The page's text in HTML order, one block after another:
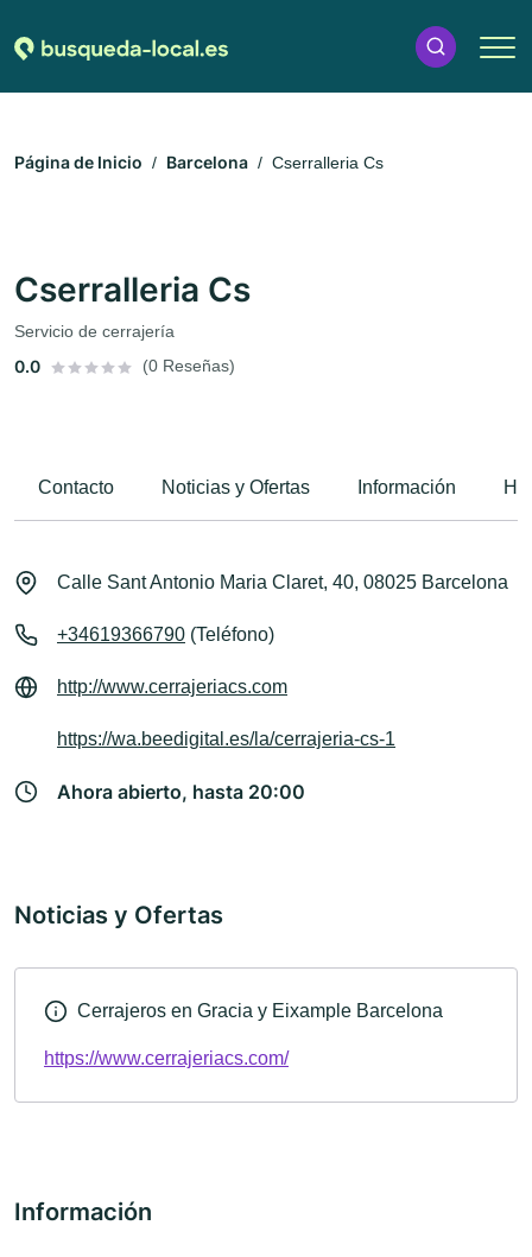
Página de Inicio Barcelona Cserralleria Cs
Cserralleria Cs
Servicio de cerrajería
0.0 (0 Reseñas)
Contacto Noticias y Ofertas Información
Calle Sant Antonio Maria Claret, 40, 08025 Barcelona
+34619366790 (Teléfono)
http://www.cerrajeriacs.com
https://wa.beedigital.es/la/cerrajeria-cs-1
Ahora abierto, hasta 20:00
Noticias y Ofertas
Cerrajeros en Gracia y Eixample Barcelona
https://www.cerrajeriacs.com/
Información